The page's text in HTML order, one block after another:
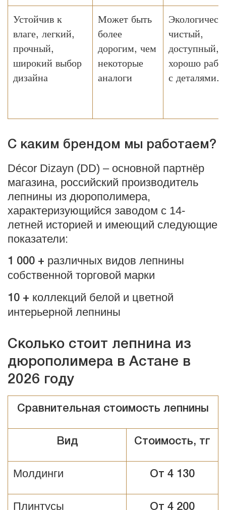
Устойчив к
влаге, легкий,
прочный,
широкий выбор
дизайна
Может быть
более
дорогим, чем
некоторые
аналоги
чистый,
доступный,
хорошо
с деталями.
С каким брендом мы работаем?
Décor Dizayn (DD) – основной партнёр
магазина, российский производитель
лепнины из дюрополимера,
характеризующийся заводом с 14-
летней историей и имеющий следующие
показатели:
1 000 + различных видов лепнины
собственной торговой марки
10 + коллекций белой и цветной
интерьерной лепнины
Сколько стоит лепнина из
дюрополимера в Астане в
2026 году
Сравнительная стоимость лепнины
Вид Стоимость, тг
Молдинги От 4 130
Плинтусы От 4 200